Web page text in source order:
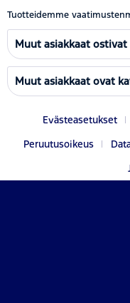
Tuotteidemme
Muut asiakkaat ostivat
Muut asiakkaat ovat
Evästeasetukset
Peruutusoikeus